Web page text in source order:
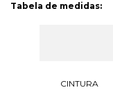
Tabela de medidas:
CINTURA